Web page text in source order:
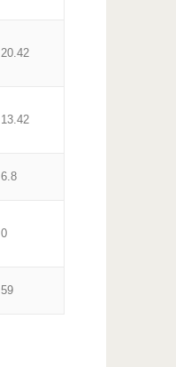
20.42
13.42
6.8
0
59